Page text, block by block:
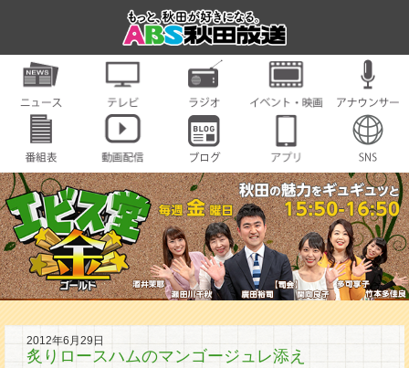
2012年6月29日
炙りロースハムのマンゴージュレ添え